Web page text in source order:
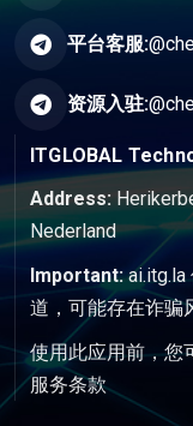
平台客服:
资源入驻:
ITGLOBAL
Address:
Nederland
Important:ai.itg.la
道，可能存在诈骗
使用此应用前，您
服务条款